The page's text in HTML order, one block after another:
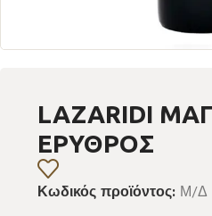
LAZARIDI
ΕΡΥΘΡΟΣ
Κωδικός προϊόντος: Μ/Δ